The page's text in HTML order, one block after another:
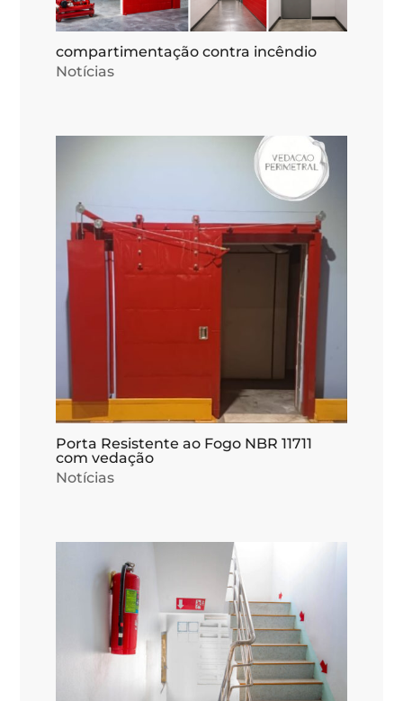
compartimentação contra incêndio
Notícias
Porta Resistente ao Fogo NBR 11711
com vedação
Notícias